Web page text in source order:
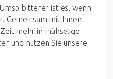
bitterer ist es, wenn
Gemeinsam mit Ihnen
mehr in mühselige
und nutzen Sie unsere